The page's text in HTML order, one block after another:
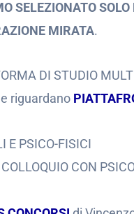
SELEZIONATO
MIRATA.
DI STUDIO
riguardano
E PSICO-FISICI
CON